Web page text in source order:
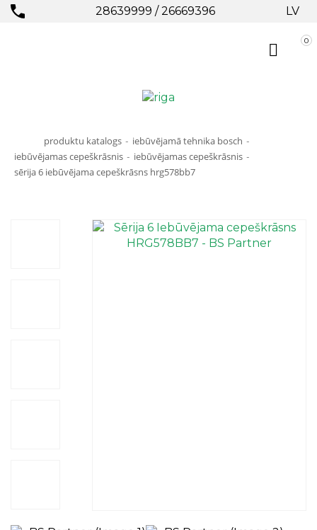
28639999 /26669396 LV
0
produktu katalogs - iebūvējamā tehnika bosch -
iebūvējamas cepeškrāsnis - iebūvējamas cepeškrāsnis -
sērija 6 iebūvējama cepeškrāsns hrg578bb7